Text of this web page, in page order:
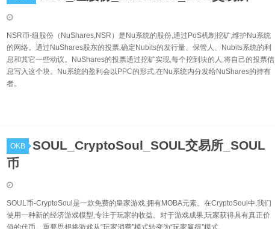
NSR币-纽股份（NuShares,NSR）是Nu系统的股份,通过PoS机制挖矿,维护Nu系统
的网络。通过NuShares股东的投票,确定Nubits的发行量、保管人、Nubits系统的利
息和其它一些动议。NuShares的投票通过挖矿实现,每个挖到块的人,将自己的投票信
息写入这个块。Nu系统的盈利会以PPC的形式,在Nu系统内分发给NuShares的持有
者。
OKB
SOUL_CryptoSoul_SOUL交易所_SOUL
币
SOUL币-CryptoSoul是一款免费的皇家游戏,拥有MOBA元素。在CryptoSoul中,我们
使用一种新的经济游戏模型,专注于玩家的收益。对于游戏成果,玩家获得具有真正价
值的代币。重要思想将游戏从“玩家消费”模式转变为“玩家赢得”模式。